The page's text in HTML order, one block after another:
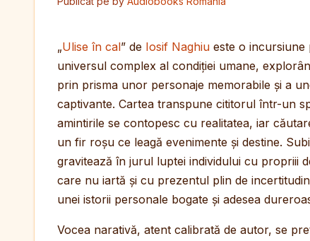
„Ulise în cal” de Iosif Naghiu este o
universul complex al condiției umane,
prin prisma unor personaje memorabile și a
captivante. Cartea transpune cititorul într-un
amintirile se contopesc cu realitatea, iar
un fir roșu ce leagă evenimente și destine.
gravitează în jurul luptei individului cu propriii
care nu iartă și cu prezentul plin de
unei istorii personale bogate și adesea
Vocea narativă, atent calibrată de autor, se